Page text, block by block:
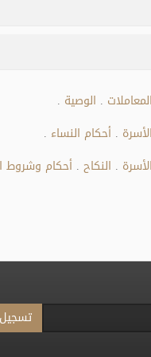
الوصية
أحكام النساء
النكاح أحكام وشروط
تسجيل